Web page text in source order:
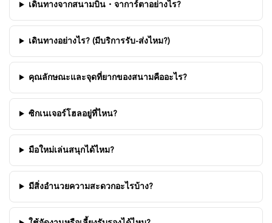
เดินทางจากสนามบิน・จาการ์ตาอย่างไร?
เดินทางอย่างไร? (มีบริการรับ-ส่งไหม?)
คุณลักษณะและจุดที่ยากของสนามคืออะไร?
ซิกเนเจอร์โฮลอยู่ที่ไหน?
มือใหม่เล่นสนุกได้ไหม?
มีสิ่งอำนวยความสะดวกอะไรบ้าง?